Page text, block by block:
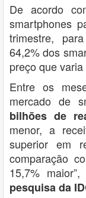
De acordo
smartphones
trimestre,
64,2% dos
preço que
Entre os
mercado de
bilhões de
menor, a
superior em
comparação
15,7%
pesquisa da